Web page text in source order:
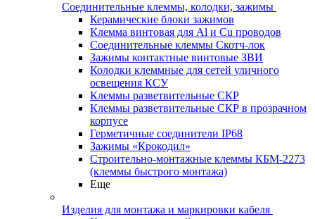
Соединительные клеммы, колодки, зажимы
Керамические блоки зажимов
Клемма винтовая для Al и Cu проводов
Соединительные клеммы Скотч-лок
Зажимы контактные винтовые ЗВИ
Колодки клеммные для сетей уличного
освещения КСУ
Клеммы разветвительные СКР
Клеммы разветвительные СКР в прозрачном
корпусе
Герметичные соединители IP68
Зажимы «Крокодил»
Строительно-монтажные клеммы КБМ-2273
(клеммы быстрого монтажа)
Еще
Изделия для монтажа и маркировки кабеля